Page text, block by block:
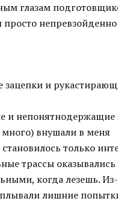
глазам
просто непревзойденно
зацепки и
и непонятнодержащие
внушали в меня
только
трассы оказывались
когда лезешь. Из-
лишние